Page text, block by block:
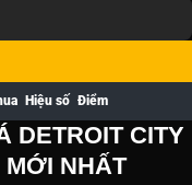
Hiệu số Điểm
DETROIT CITY
NHẤT